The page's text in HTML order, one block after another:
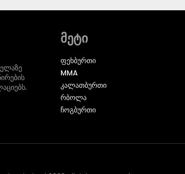
მეტი
ᲤᲔᲮᲑᲣᲠᲗᲘ
MMA
ᲙᲐᲚᲐᲗᲑᲣᲠᲗᲘ
ᲠᲑᲝᲚᲐ
ᲩᲝᲒᲑᲣᲠᲗᲘ